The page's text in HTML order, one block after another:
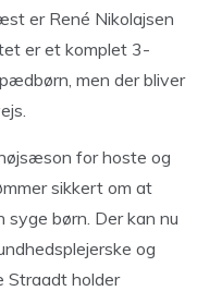
er René Nikolajsen
er et komplet 3-
men der bliver
for hoste og
sikkert om at
syge børn. Der kan nu
og
holder